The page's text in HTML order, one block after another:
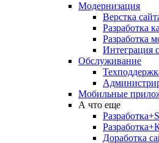
Модернизация
Верстка
Разработка
Разработка
Интеграция
Обслуживание
Мобильные
А что еще
Доработка